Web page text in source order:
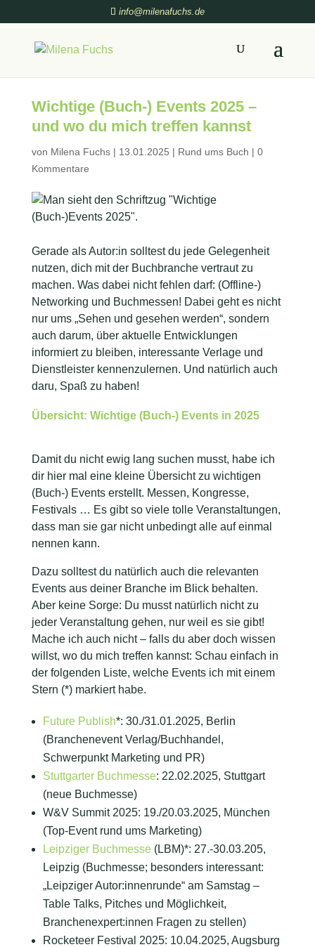
info@milenafuchs.de
Wichtige (Buch-) Events 2025 –
und wo du mich treffen kannst
von Milena Fuchs| 13.01.2025 | Rund ums Buch | 0
Kommentare
Gerade als Autor:in solltest du jede Gelegenheit
nutzen, dich mit der Buchbranche vertraut zu
machen. Was dabei nicht fehlen darf: (Offline-)
Networking und Buchmessen! Dabei geht es nicht
nur ums „Sehen und gesehen werden“, sondern
auch darum, über aktuelle Entwicklungen
informiert zu bleiben, interessante Verlage und
Dienstleister kennenzulernen. Und natürlich auch
daru, Spaß zu haben!
Übersicht: Wichtige (Buch-) Events in 2025
Damit du nicht ewig lang suchen musst, habe ich
dir hier mal eine kleine Übersicht zu wichtigen
(Buch-) Events erstellt. Messen, Kongresse,
Festivals … Es gibt so viele tolle Veranstaltungen,
dass man sie gar nicht unbedingt alle auf einmal
nennen kann.
Dazu solltest du natürlich auch die relevanten
Events aus deiner Branche im Blick behalten.
Aber keine Sorge: Du musst natürlich nicht zu
jeder Veranstaltung gehen, nur weil es sie gibt!
Mache ich auch nicht – falls du aber doch wissen
willst, wo du mich treffen kannst: Schau einfach in
der folgenden Liste, welche Events ich mit einem
Stern (*) markiert habe.
Future Publish*: 30./31.01.2025, Berlin
(Branchenevent Verlag/Buchhandel,
Schwerpunkt Marketing und PR)
Stuttgarter Buchmesse: 22.02.2025, Stuttgart
(neue Buchmesse)
W&V Summit 2025: 19./20.03.2025, München
(Top-Event rund ums Marketing)
Leipziger Buchmesse(LBM)*: 27.-30.03.205,
Leipzig (Buchmesse; besonders interessant:
„Leipziger Autor:innenrunde“ am Samstag –
Table Talks, Pitches und Möglichkeit,
Branchenexpert:innen Fragen zu stellen)
Rocketeer Festival 2025: 10.04.2025, Augsburg